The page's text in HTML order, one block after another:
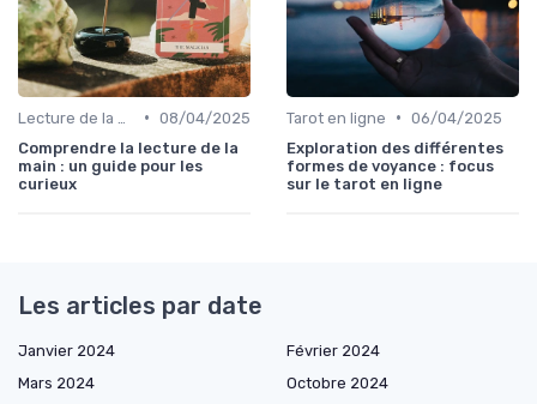
• 08/04/2025
Comprendre la lecture de la
main : un guide pour les
curieux
Tarot en ligne • 06/04/2025
Exploration des différentes
formes de voyance : focus
sur le tarot en ligne
Les articles par date
Janvier 2024
Février 2024
Mars 2024
Octobre 2024